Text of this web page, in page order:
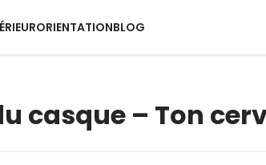
ORIENTATIONBLOG
casque – Ton